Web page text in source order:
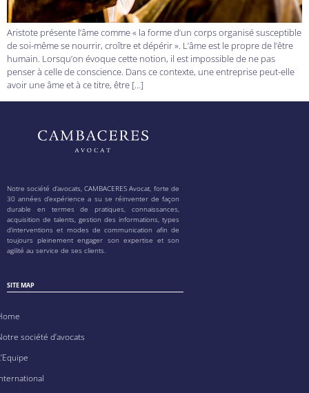
Aristote présente l’âme comme « la forme d’un corps organisé susceptible
de soi-même se nourrir, croître et dépérir ». L’âme est le propre de l’être
humain. Lorsqu’on évoque cette notion, il est impossible de ne pas
penser à celle de conscience. Dans ce contexte, une entreprise peut-elle
avoir une âme et à ce titre, être […]
Notre société d’avocats, CAMBACERES Avocat, forte de
30 années d’expérience a su se réinventer de façon
durable en termes de pratiques, connaissances,
acquisition de talents, gestion des informations, types
d’interventions et modes de communication afin de
toujours pleinement engager son expertise et son
agilité au service de ses clients.
SITE MAP
société d’avocats